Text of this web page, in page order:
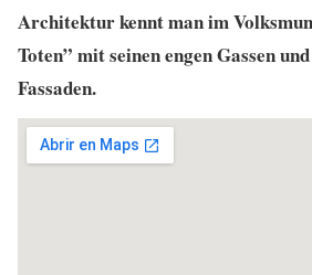
Architektur kennt man im
Toten” mit seinen engen Gassen
Fassaden.